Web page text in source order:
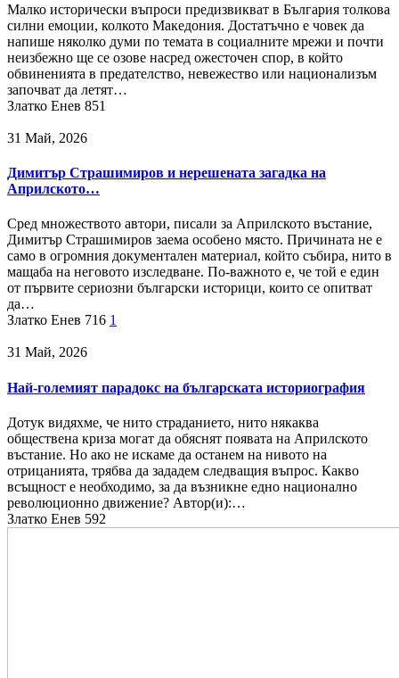
Малко исторически въпроси предизвикват в България толкова
силни емоции, колкото Македония. Достатъчно е човек да
напише няколко думи по темата в социалните мрежи и почти
неизбежно ще се озове насред ожесточен спор, в който
обвиненията в предателство, невежество или национализъм
започват да летят…
Златко Енев 851
31 Май, 2026
Димитър Страшимиров и нерешената загадка на
Априлското…
Сред множеството автори, писали за Априлското въстание,
Димитър Страшимиров заема особено място. Причината не е
само в огромния документален материал, който събира, нито в
мащаба на неговото изследване. По-важното е, че той е един
от първите сериозни български историци, които се опитват
да…
Златко Енев 716 1
31 Май, 2026
Най-големият парадокс на българската историография
Дотук видяхме, че нито страданието, нито някаква
обществена криза могат да обяснят появата на Априлското
въстание. Но ако не искаме да останем на нивото на
отрицанията, трябва да зададем следващия въпрос. Какво
всъщност е необходимо, за да възникне едно национално
революционно движение? Автор(и):…
Златко Енев 592